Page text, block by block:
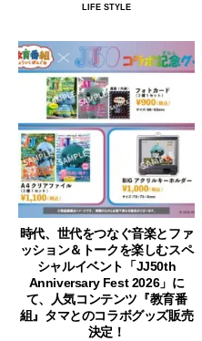
LIFE STYLE
時代、世代をつなぐ音楽とファ
ッション＆トークを楽しむスペ
シャルイベント「JJ50th
Anniversary Fest 2026」に
て、人気コンテンツ『教育番
組』タマとのコラボグッズ販売
決定！